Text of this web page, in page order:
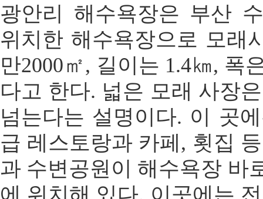
광안리 해수욕장은 부산
위치한 해수욕장으로 모래
만2000㎡, 길이는 1.4㎞, 폭
다고 한다. 넓은 모래 사장
넘는다는 설명이다. 이 곳
급 레스토랑과 카페, 횟집
과 수변공원이 해수욕장 바
에 위치해 있다. 이곳에는